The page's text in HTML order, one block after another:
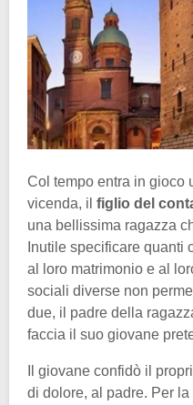
Col tempo entra in gioco
vicenda, il figlio del
una bellissima ragazza
Inutile specificare quanti
al loro matrimonio e al
sociali diverse non
due, il padre della
faccia il suo giovane
Il giovane confidò il
di dolore, al padre. Per